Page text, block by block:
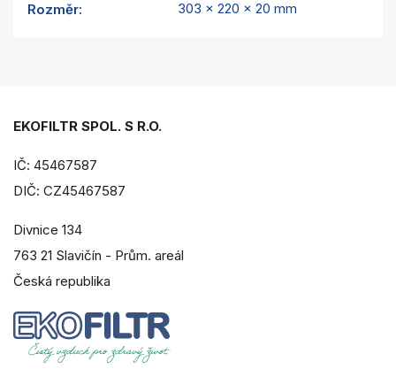
Rozměr: 303 x 220 x 20 mm
EKOFILTR SPOL. S R.O.
IČ: 45467587
DIČ: CZ45467587
Divnice 134
763 21 Slavičín - Prům. areál
Česká republika